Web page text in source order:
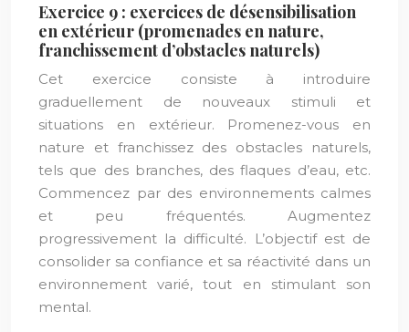
Exercice 9 : exercices de désensibilisation
en extérieur (promenades en nature,
franchissement d’obstacles naturels)
Cet exercice consiste à introduire
graduellement de nouveaux stimuli et
situations en extérieur. Promenez-vous en
nature et franchissez des obstacles naturels,
tels que des branches, des flaques d’eau, etc.
Commencez par des environnements calmes
et peu fréquentés. Augmentez
progressivement la difficulté. L’objectif est de
consolider sa confiance et sa réactivité dans un
environnement varié, tout en stimulant son
mental.